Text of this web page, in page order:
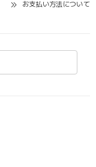
お支払い方法について